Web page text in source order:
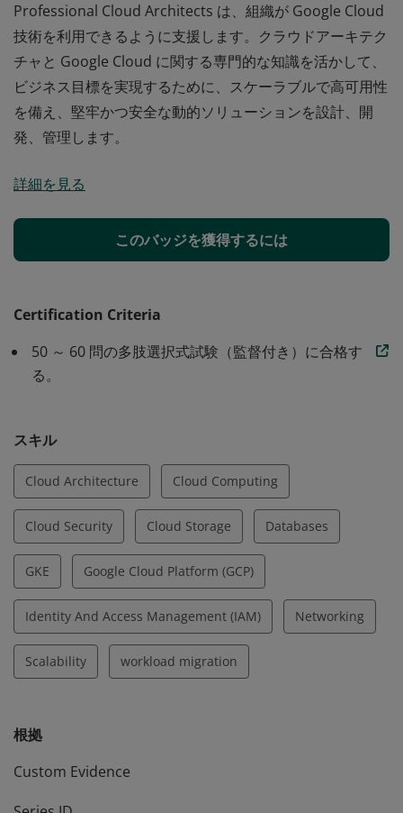
Professional Cloud Architects は、組織が Google Cloud
技術を利用できるように支援します。クラウドアーキテク
チャと Google Cloud に関する専門的な知識を活かして、
ビジネス目標を実現するために、スケーラブルで高可用性
を備え、堅牢かつ安全な動的ソリューションを設計、開
発、管理します。
技術を利用できるように支援します。クラウドアーキテク
ビジネス目標を実現するために、スケーラブルで高可用性
を備え、堅牢かつ安全な動的ソリューションを設計、開
詳細を見る
このバッジを獲得するには
Certification Criteria
50 ～ 60 問の多肢選択式試験（監督付き）に合格す
る。
スキル
Cloud Architecture Cloud Computing
Cloud Security Cloud Storage Databases
GKE Google Cloud Platform (GCP)
Identity And Access Management (IAM) Networking
Scalability workload migration
根拠
Custom Evidence